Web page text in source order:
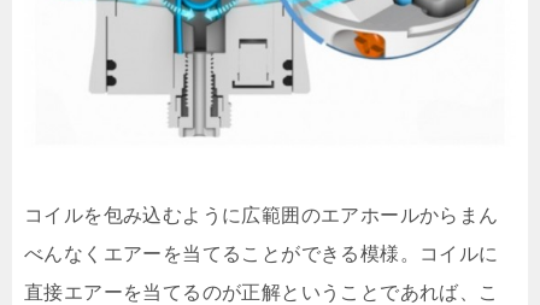
コイルを包み込むように広範囲のエアホールからまん
べんなくエアーを当てることができる模様。コイルに
直接エアーを当てるのが正解ということであれば、こ